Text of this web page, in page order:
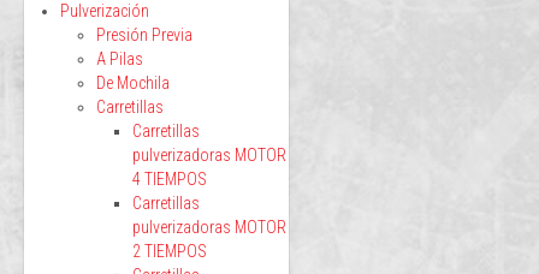
Pulverización
Presión Previa
A Pilas
De Mochila
Carretillas
Carretillas
pulverizadoras MOTOR
4 TIEMPOS
Carretillas
pulverizadoras MOTOR
2 TIEMPOS